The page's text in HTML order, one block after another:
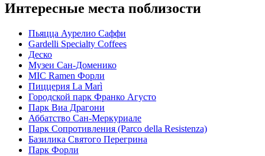
Интересные места поблизости
Пьяцца Аурелио Саффи
Gardelli Specialty Coffees
Деско
Музеи Сан-Доменико
MIC Ramen Форли
Пиццерия La Marì
Городской парк Франко Агусто
Парк Виа Драгони
Аббатство Сан-Меркуриале
Парк Сопротивления (Parco della Resistenza)
Базилика Святого Перегрина
Парк Форли